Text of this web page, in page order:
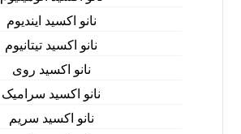
نانو اکسید ایندیوم
نانو اکسید تیتانیوم
نانو اکسید روی
نانو اکسید سرامیک
نانو اکسید سریم